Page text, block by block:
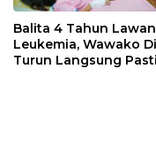
Balita 4 Tahun Lawan
Leukemia, Wawako
Turun Langsung